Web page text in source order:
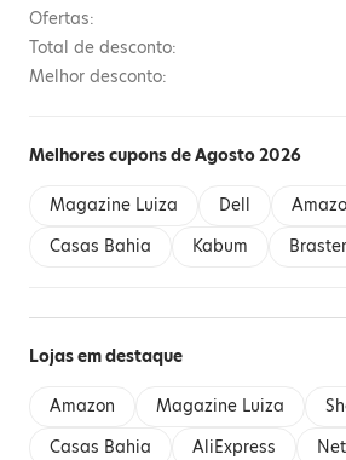
Ofertas:
Total de desconto:
Melhor desconto:
Melhores cupons de Agosto 2026
Magazine Luiza Dell
Casas Bahia
Kabum
Lojas em destaque
Amazon Magazine Luiza
Casas Bahia
AliExpress